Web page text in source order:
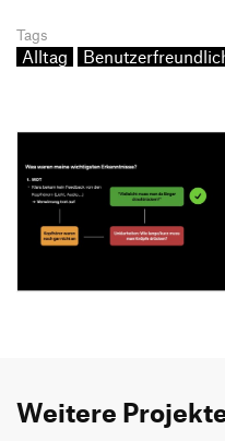
Tags
Alltag
Weitere